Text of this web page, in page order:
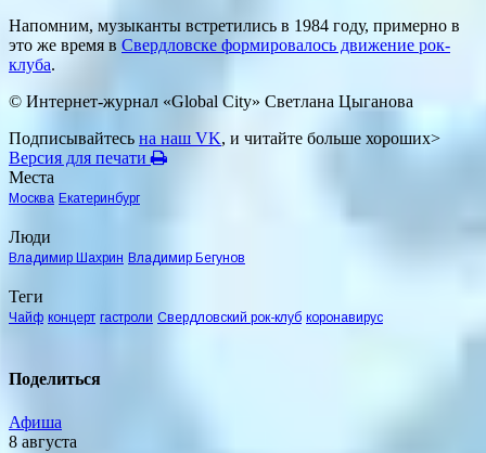
Напомним, музыканты встретились в 1984 году, примерно в
это же время в Свердловске формировалось движение рок-
клуба.
© Интернет-журнал «Global City» Светлана Цыганова
Подписывайтесь на наш VK, и читайте больше хороших>
Версия для печати
Места
Москва Екатеринбург
Люди
Владимир Шахрин Владимир Бегунов
Теги
Чайф концерт гастроли Свердловский рок-клуб коронавирус
Поделиться
Афиша
8 августа